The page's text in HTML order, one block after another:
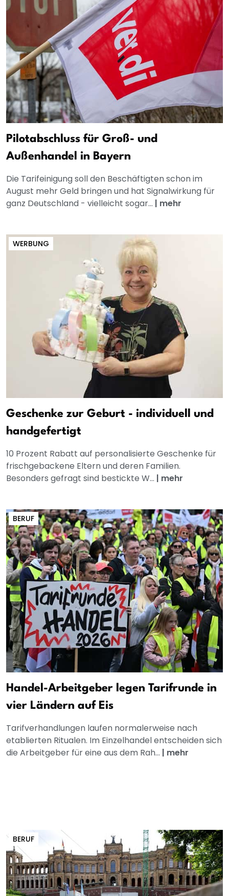
Pilotabschluss für Groß- und
Außenhandel in Bayern
Die Tarifeinigung soll den Beschäftigten schon im
August mehr Geld bringen und hat Signalwirkung für
ganz Deutschland - vielleicht sogar... | mehr
WERBUNG
Geschenke zur Geburt - individuell und
handgefertigt
10 Prozent Rabatt auf personalisierte Geschenke für
frischgebackene Eltern und deren Familien.
Besonders gefragt sind bestickte W... | mehr
BERUF
Handel-Arbeitgeber legen Tarifrunde in
vier Ländern auf Eis
Tarifverhandlungen laufen normalerweise nach
etablierten Ritualen. Im Einzelhandel entscheiden sich
die Arbeitgeber für eine aus dem Rah... | mehr
BERUF